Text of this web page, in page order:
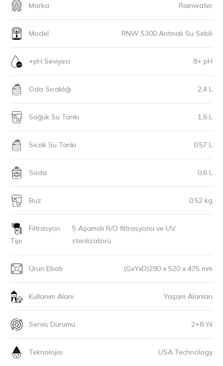
Marka Rainwater
Model RNW 5300 Arıtmalı Su Sebili
+pH Seviyesi 8+ pH
Oda Sıcaklığı 2,4 L
Soğuk Su Tankı 1,6 L
Sıcak Su Tankı 0,57 L
Soda 0,6 L
Buz 0,52 kg
Filtrasyon
Tipi
5 Aşamalı R/O filtrasyonu ve UV
sterilizatörü
Ürün Ebatı (GxYxD)290 x 520 x 475 mm
Kullanım Alanı Yaşam Alanları
Servis Durumu 2+8 Yıl
Teknolojisi USA Technology